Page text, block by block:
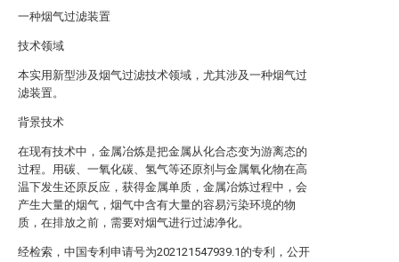
一种烟气过滤装置
技术领域
本实用新型涉及烟气过滤技术领域，尤其涉及一种烟气过
滤装置。
背景技术
在现有技术中，金属冶炼是把金属从化合态变为游离态的
过程。用碳、一氧化碳、氢气等还原剂与金属氧化物在高
温下发生还原反应，获得金属单质，金属冶炼过程中，会
产生大量的烟气，烟气中含有大量的容易污染环境的物
质，在排放之前，需要对烟气进行过滤净化。
经检索，中国专利申请号为202121547939.1的专利，公开